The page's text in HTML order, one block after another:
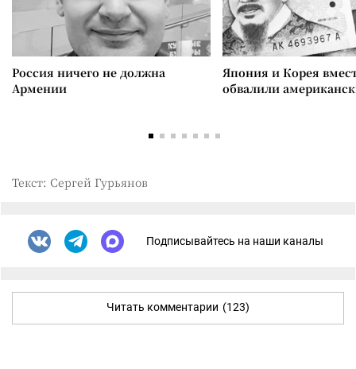
Россия ничего не должна
Армении
Япония и Корея
обвалили
Текст: Сергей Гурьянов
Подписывайтесь на наши каналы
Читать комментарии (123)